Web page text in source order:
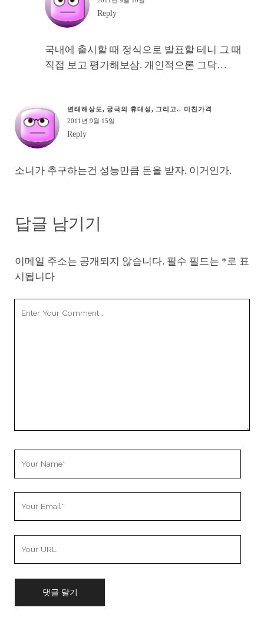
Reply
국내에 출시할 때 정식으로 발표할 테니 그 때
직접 보고 평가해보삼. 개인적으론 그닥…
변태해상도, 궁극의 휴대성, 그리고.. 미친가격
2011년 9월 15일
Reply
소니가 추구하는건 성능만큼 돈을 받자. 이거인가.
답글 남기기
이메일 주소는 공개되지 않습니다. 필수 필드는 * 로 표
시됩니다